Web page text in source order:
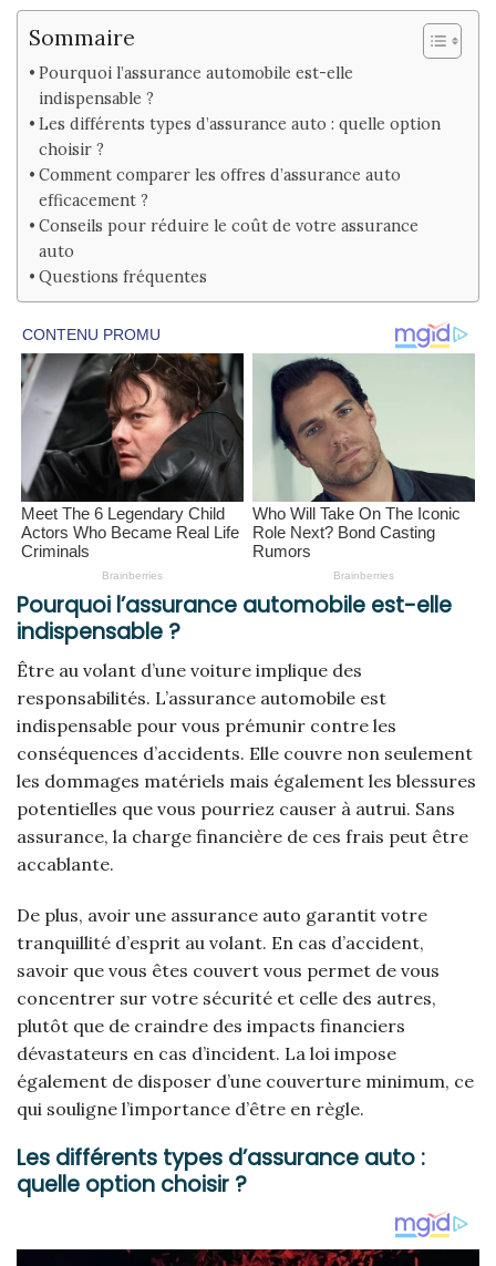
Sommaire
Pourquoi l’assurance automobile est-elle
indispensable ?
Les différents types d’assurance auto : quelle option
choisir ?
Comment comparer les offres d’assurance auto
efficacement ?
Conseils pour réduire le coût de votre assurance
auto
Questions fréquentes
Pourquoi l’assurance automobile est-elle
indispensable ?
Être au volant d’une voiture implique des
responsabilités. L’assurance automobile est
indispensable pour vous prémunir contre les
conséquences d’accidents. Elle couvre non seulement
les dommages matériels mais également les blessures
potentielles que vous pourriez causer à autrui. Sans
assurance, la charge financière de ces frais peut être
accablante.
De plus, avoir une assurance auto garantit votre
tranquillité d’esprit au volant. En cas d’accident,
savoir que vous êtes couvert vous permet de vous
concentrer sur votre sécurité et celle des autres,
plutôt que de craindre des impacts financiers
dévastateurs en cas d’incident. La loi impose
également de disposer d’une couverture minimum, ce
qui souligne l’importance d’être en règle.
Les différents types d’assurance auto :
quelle option choisir ?